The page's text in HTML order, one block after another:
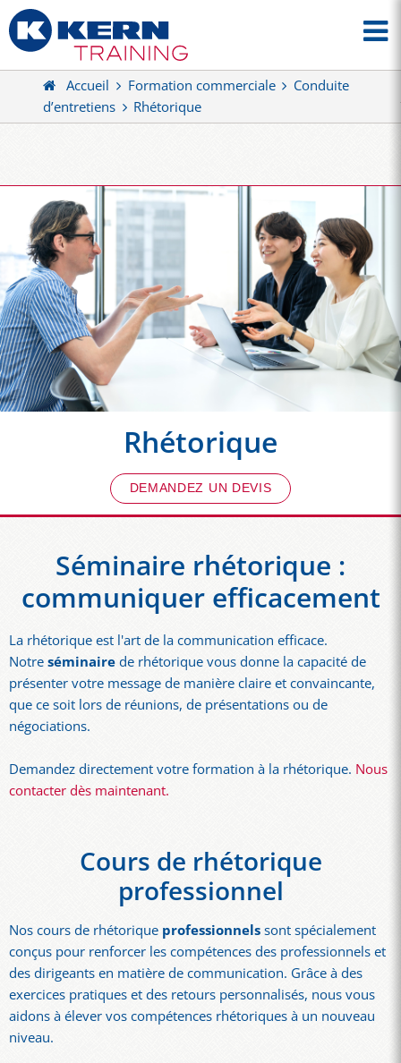
Accueil Formation commerciale
Conduite
d’entretiens
Rhétorique
Rhétorique
DEMANDEZ UN DEVIS
Séminaire rhétorique :
communiquer efficacement
La rhétorique est l'art de la communication efficace.
Notreséminairede rhétorique vous donne la capacité de
présenter votre message de manière claire et convaincante,
que ce soit lors de réunions, de présentations ou de
négociations.
Demandez directement votre formation à la rhétorique. Nous
contacter dès maintenant.
Cours de rhétorique
professionnel
Nos cours de rhétorique professionnelssont spécialement
conçus pour renforcer les compétences des professionnels et
des dirigeants en matière de communication. Grâce à des
exercices pratiques et des retours personnalisés, nous vous
aidons à élever vos compétences rhétoriques à un nouveau
niveau.